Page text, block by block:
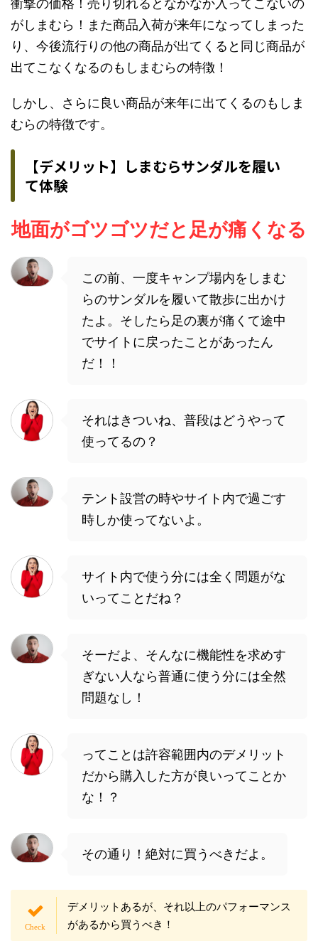
衝撃の価格！売り切れるとなかなか入ってこないの
がしまむら！また商品入荷が来年になってしまった
り、今後流行りの他の商品が出てくると同じ商品が
出てこなくなるのもしまむらの特徴！
しかし、さらに良い商品が来年に出てくるのもしま
むらの特徴です。
【デメリット】しまむらサンダルを履い
て体験
地面がゴツゴツだと足が痛くなる
この前、一度キャンプ場内をしまむ
らのサンダルを履いて散歩に出かけ
たよ。そしたら足の裏が痛くて途中
でサイトに戻ったことがあったん
だ！！
それはきついね、普段はどうやって
使ってるの？
テント設営の時やサイト内で過ごす
時しか使ってないよ。
サイト内で使う分には全く問題がな
いってことだね？
そーだよ、そんなに機能性を求めす
ぎない人なら普通に使う分には全然
問題なし！
ってことは許容範囲内のデメリット
だから購入した方が良いってことか
な！？
その通り！絶対に買うべきだよ。
デメリットあるが、それ以上のパフォーマンス
があるから買うべき！